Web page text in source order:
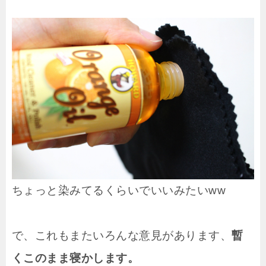
ちょっと染みてるくらいでいいみたいww
で、これもまたいろんな意見があります、暫
くこのまま寝かします。